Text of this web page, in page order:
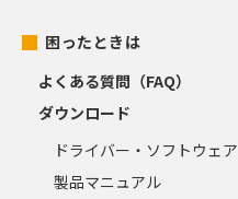
困ったときは
よくある質問（FAQ）
ダウンロード
ドライバー・ソフトウェア
製品マニュアル